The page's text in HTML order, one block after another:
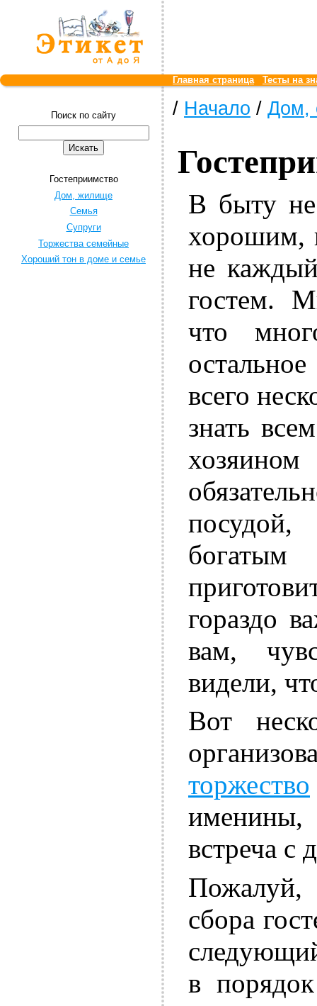
Главная страница Тесты на
Поиск по сайту
Гостеприимство
Дом, жилище
Семья
Супруги
Торжества семейные
Хороший тон в доме и семье
/ Начало / Дом,
В быту
хорошим,
не
гостем.
что
всего
знать
гораздо
вам,
видели,
Вот
торжество
встреча с
сбора
в